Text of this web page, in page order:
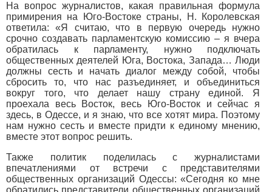
На вопрос журналистов, какая правильная формула
примирения на Юго-Востоке страны, Н. Королевская
ответила: «Я считаю, что в первую очередь нужно
срочно создавать парламентскую комиссию – я вчера
обратилась к парламенту, нужно подключать
общественных деятелей Юга, Востока, Запада… Люди
должны сесть и начать диалог между собой, чтобы
сбросить то, что нас разъединяет, и объединиться
вокруг того, что делает нашу страну единой. Я
проехала весь Восток, весь Юго-Восток и сейчас я
здесь, в Одессе, и я знаю, что все хотят мира. Поэтому
нам нужно сесть и вместе придти к единому мнению,
вместе этот вопрос решить.
Также политик поделилась с журналистами
впечатлениями от встречи с представителями
общественных организаций Одессы: «Сегодня ко мне
обратились представители общественных организаций